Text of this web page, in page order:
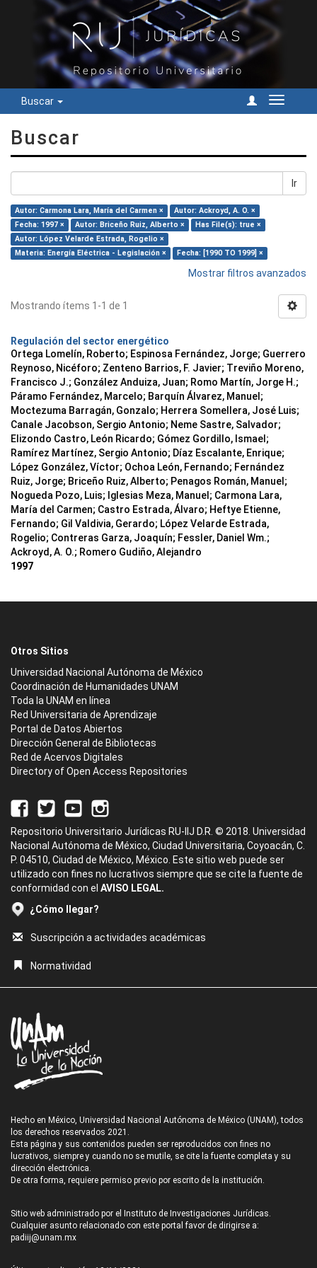
Buscar
Cambiar
Buscar
Ir
Autor: Carmona Lara, María del Carmen ×
Autor: Ackroyd, A. O. ×
Fecha: 1997 ×
Autor: Briceño Ruiz, Alberto ×
Has File(s): true ×
Autor: López Velarde Estrada, Rogelio ×
Materia: Energía Eléctrica - Legislación ×
Fecha: [1990 TO 1999] ×
Mostrar filtros avanzados
Mostrando ítems 1-1 de 1
Regulación del sector energético
Ortega Lomelín, Roberto; Espinosa Fernández, Jorge; Guerrero
Reynoso, Nicéforo; Zenteno Barrios, F. Javier; Treviño Moreno,
Francisco J.; González Anduiza, Juan; Romo Martín, Jorge H.;
Páramo Fernández, Marcelo; Barquín Álvarez, Manuel;
Moctezuma Barragán, Gonzalo; Herrera Somellera, José Luis;
Canale Jacobson, Sergio Antonio; Neme Sastre, Salvador;
Elizondo Castro, León Ricardo; Gómez Gordillo, Ismael;
Ramírez Martínez, Sergio Antonio; Díaz Escalante, Enrique;
López González, Víctor; Ochoa León, Fernando; Fernández
Ruiz, Jorge; Briceño Ruiz, Alberto; Penagos Román, Manuel;
Nogueda Pozo, Luis; Iglesias Meza, Manuel; Carmona Lara,
María del Carmen; Castro Estrada, Álvaro; Heftye Etienne,
Fernando; Gil Valdivia, Gerardo; López Velarde Estrada,
Rogelio; Contreras Garza, Joaquín; Fessler, Daniel Wm.;
Ackroyd, A. O.; Romero Gudiño, Alejandro
1997
Otros Sitios
Universidad Nacional Autónoma de México
Coordinación de Humanidades UNAM
Toda la UNAM en línea
Red Universitaria de Aprendizaje
Portal de Datos Abiertos
Dirección General de Bibliotecas
Red de Acervos Digitales
Directory of Open Access Repositories
Repositorio Universitario Jurídicas RU-IIJ D.R. © 2018. Universidad
Nacional Autónoma de México, Ciudad Universitaria, Coyoacán, C.
P. 04510, Ciudad de México, México. Este sitio web puede ser
utilizado con fines no lucrativos siempre que se cite la fuente de
conformidad con el AVISO LEGAL.
¿Cómo llegar?
Suscripción a actividades académicas
Normatividad
Hecho en México, Universidad Nacional Autónoma de México (UNAM), todos
los derechos reservados 2021.
Esta página y sus contenidos pueden ser reproducidos con fines no
lucrativos, siempre y cuando no se mutile, se cite la fuente completa y su
dirección electrónica.
De otra forma, requiere permiso previo por escrito de la institución.
Sitio web administrado por el Instituto de Investigaciones Jurídicas.
Cualquier asunto relacionado con este portal favor de dirigirse a:
padiij@unam.mx